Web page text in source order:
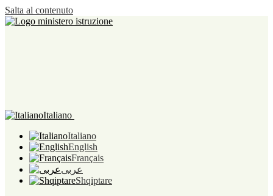
Salta al contenuto
Italiano
Italiano
English
Français
عربى
Shqiptare